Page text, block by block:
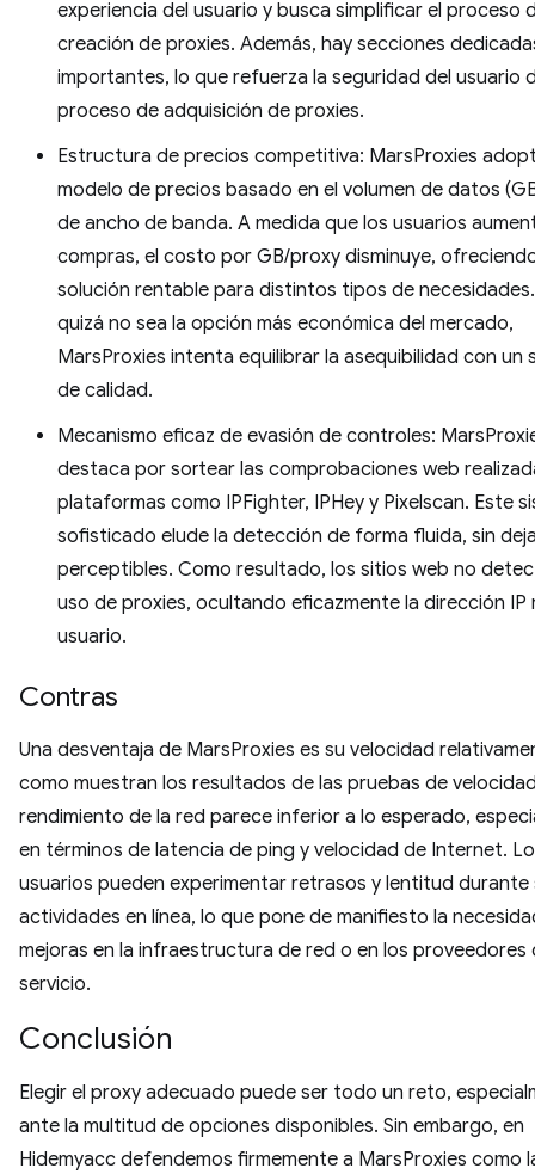
experiencia del usuario y busca simplificar el proceso
creación de proxies. Además, hay secciones
importantes, lo que refuerza la seguridad del usuario
proceso de adquisición de proxies.
Estructura de precios competitiva: MarsProxies
modelo de precios basado en el volumen de datos
de ancho de banda. A medida que los usuarios
compras, el costo por GB/proxy disminuye,
solución rentable para distintos tipos de
quizá no sea la opción más económica del mercado,
MarsProxies intenta equilibrar la asequibilidad con un
de calidad.
Mecanismo eficaz de evasión de controles:
destaca por sortear las comprobaciones web
plataformas como IPFighter, IPHey y Pixelscan. Este
sofisticado elude la detección de forma fluida, sin
perceptibles. Como resultado, los sitios web no
uso de proxies, ocultando eficazmente la dirección IP
usuario.
Contras
Una desventaja de MarsProxies es su velocidad
como muestran los resultados de las pruebas de
rendimiento de la red parece inferior a lo esperado,
en términos de latencia de ping y velocidad de Internet.
usuarios pueden experimentar retrasos y lentitud durante
actividades en línea, lo que pone de manifiesto la
mejoras en la infraestructura de red o en los proveedores
servicio.
Conclusión
Elegir el proxy adecuado puede ser todo un reto,
ante la multitud de opciones disponibles. Sin embargo, en
Hidemyacc defendemos firmemente a MarsProxies como